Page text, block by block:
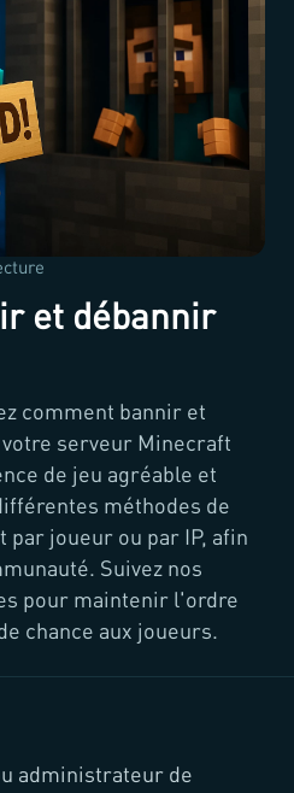
et débannir
comment bannir et
serveur Minecraft
de jeu agréable et
méthodes de
par joueur ou par IP, afin
Suivez nos
pour maintenir l'ordre
chance aux joueurs.
administrateur de